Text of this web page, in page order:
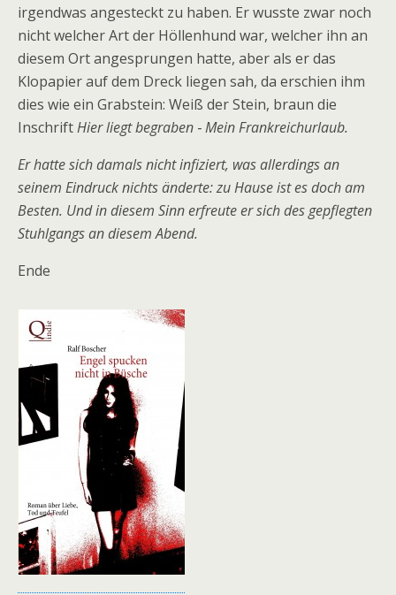
irgendwas angesteckt zu haben. Er wusste zwar noch
nicht welcher Art der Höllenhund war, welcher ihn an
diesem Ort angesprungen hatte, aber als er das
Klopapier auf dem Dreck liegen sah, da erschien ihm
dies wie ein Grabstein: Weiß der Stein, braun die
InschriftHier liegt begraben ‑ Mein Frankreichurlaub.
Er hatte sich damals nicht infiziert, was allerdings an
seinem Eindruck nichts änderte: zu Hause ist es doch am
Besten. Und in diesem Sinn erfreute er sich des gepflegten
Stuhlgangs an diesem Abend.
Ende